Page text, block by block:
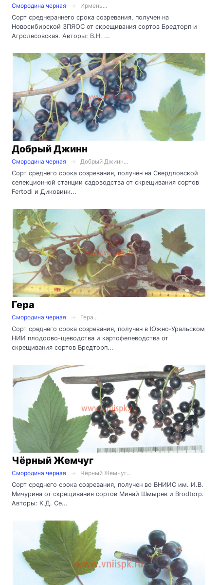
Смородина черная
Ирмень...
Сорт среднераннего срока созревания, получен на
Новосибирской ЗПЯОС от скрещивания сортов Бредторп и
Агролесовская. Авторы: В.Н. ...
Добрый Джинн
Смородина черная
Добрый Джинн...
Сорт среднего срока созревания, получен на Свердловской
селекционной станции садоводства от скрещивания сортов
Fertodi и Диковинк...
Гера
Смородина черная
Гера...
Сорт среднего срока созревания, получен в Южно-Уральском
НИИ плодоово-щеводства и картофелеводства от
скрещивания сортов Бредторп...
Чёрный Жемчуг
Смородина черная
Чёрный Жемчуг...
Сорт среднего срока созревания, получен во ВНИИС им. И.В.
Мичурина от скрещивания сортов Минай Шмырев и Brodtorp.
Авторы: К.Д. Се...